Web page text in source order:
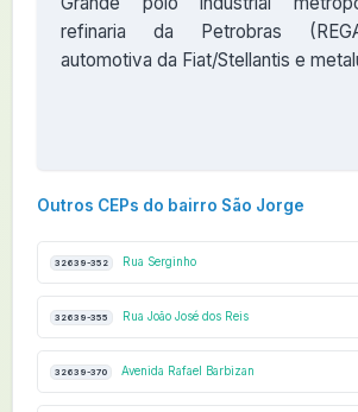
refinaria da Petrobras
automotiva da Fiat/Stellantis e
Outros CEPs do bairro São Jorge
32639-352 Rua Serginho
32639-355 Rua João José dos Reis
32639-370 Avenida Rafael Barbizan